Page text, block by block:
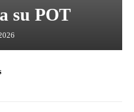
su POT